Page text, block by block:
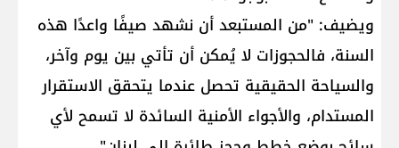
ويضيف: "من المستبعد أن نشهد صيفًا واعدًا هذه
السنة، فالحجوزات لا يُمكن أن تأتي بين يوم وآخر،
والسياحة الحقيقية تحصل عندما يتحقق الاستقرار
المستدام، والأجواء الأمنية السائدة لا تسمح لأي